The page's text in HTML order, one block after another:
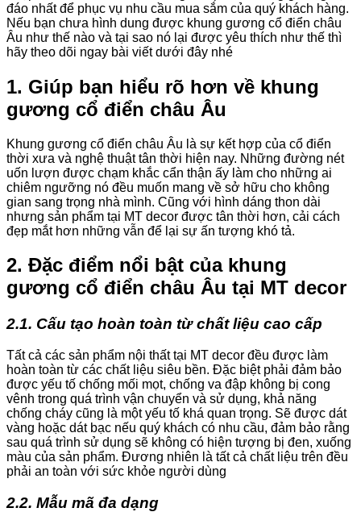
đáo nhất để phục vụ nhu cầu mua sắm của quý khách hàng.
Nếu bạn chưa hình dung được khung gương cổ điển châu
Âu như thế nào và tại sao nó lại được yêu thích như thế thì
hãy theo dõi ngay bài viết dưới đây nhé
1. Giúp bạn hiểu rõ hơn về khung
gương cổ điển châu Âu
Khung gương cổ điển châu Âu là sự kết hợp của cổ điển
thời xưa và nghệ thuật tân thời hiện nay. Những đường nét
uốn lượn được chạm khắc cẩn thận ấy làm cho những ai
chiêm ngưỡng nó đều muốn mang về sở hữu cho không
gian sang trọng nhà mình. Cũng với hình dáng thon dài
nhưng sản phẩm tại MT decor được tân thời hơn, cải cách
đẹp mắt hơn những vẫn để lại sự ấn tượng khó tả.
2. Đặc điểm nổi bật của khung
gương cổ điển châu Âu tại MT decor
2.1. Cấu tạo hoàn toàn từ chất liệu cao cấp
Tất cả các sản phẩm nội thất tại MT decor đều được làm
hoàn toàn từ các chất liệu siêu bền. Đặc biệt phải đảm bảo
được yếu tố chống mối mọt, chống va đập không bị cong
vênh trong quá trình vận chuyển và sử dụng, khả năng
chống cháy cũng là một yếu tố khá quan trọng. Sẽ được dát
vàng hoặc dát bạc nếu quý khách có nhu cầu, đảm bảo rằng
sau quá trình sử dụng sẽ không có hiện tượng bị đen, xuống
màu của sản phẩm. Đương nhiên là tất cả chất liệu trên đều
phải an toàn với sức khỏe người dùng
2.2. Mẫu mã đa dạng